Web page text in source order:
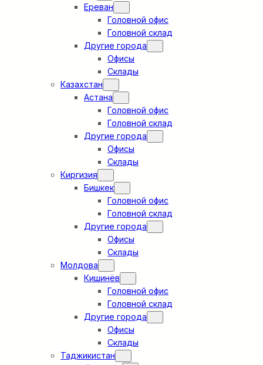
Ереван
Головной офис
Головной склад
Другие города
Офисы
Склады
Казахстан
Астана
Головной офис
Головной склад
Другие города
Офисы
Склады
Киргизия
Бишкек
Головной офис
Головной склад
Другие города
Офисы
Склады
Молдова
Кишинёв
Головной офис
Головной склад
Другие города
Офисы
Склады
Таджикистан